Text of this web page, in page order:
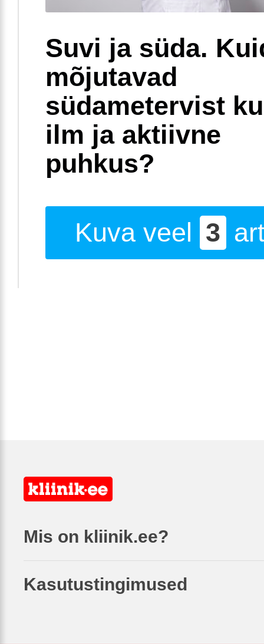
Suvi ja süda.
mõjutavad
südametervist
ilm ja aktiivne
puhkus?
Kuva veel 3
Mis on kliinik.ee?
Kasutustingimused